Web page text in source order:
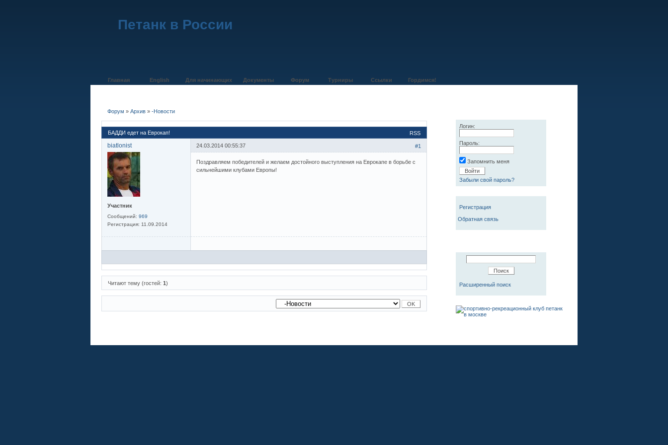
Петанк в России
Главная English Для начинающих Документы Форум Турниры Ссылки Гордимся!
Форум »Архив »-Новости
RSS
БАДДИ едет на Еврокап!
biatlonist
Участник
Сообщений: 969
Регистрация: 11.09.2014
#1
24.03.2014 00:55:37
Поздравляем победителей и желаем достойного выступления на Еврокапе в борьбе с
сильнейшими клубами Европы!
Читают тему (гостей:1)
Логин:
Пароль:
Запомнить меня
Забыли свой пароль?
Регистрация
Обратная связь
Расширенный поиск